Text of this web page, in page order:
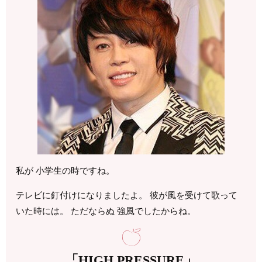
私が 小学生の時ですね。
テレビに釘付けになりましたよ。 彼が風を受けて歌って
いた時には。 ただならぬ 強風でしたからね。